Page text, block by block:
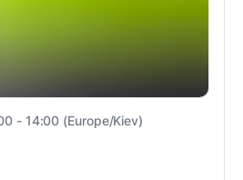
- 14:00 (Europe/Kiev)